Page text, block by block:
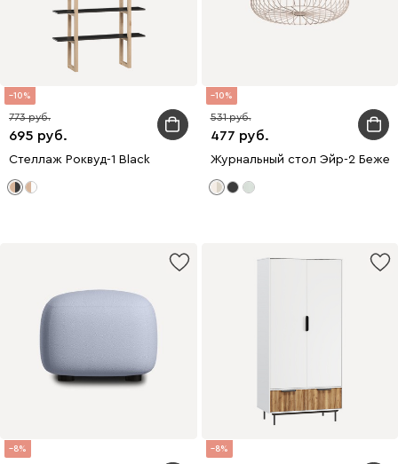
10
695
773
Стеллаж Роквуд-1 Black
10
477
531
Журнальный стол Эйр-2
8 8